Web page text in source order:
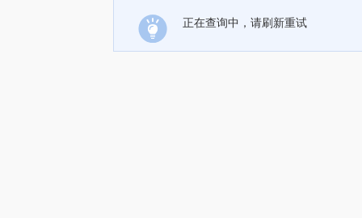
正在查询中，请刷新重试